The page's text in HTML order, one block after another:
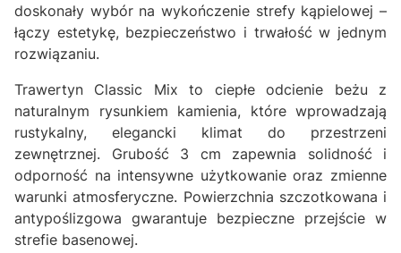
doskonały wybór na wykończenie strefy kąpielowej –
łączy estetykę, bezpieczeństwo i trwałość w jednym
rozwiązaniu.
Trawertyn Classic Mix to ciepłe odcienie beżu z
naturalnym rysunkiem kamienia, które wprowadzają
rustykalny, elegancki klimat do przestrzeni
zewnętrznej. Grubość 3 cm zapewnia solidność i
odporność na intensywne użytkowanie oraz zmienne
warunki atmosferyczne. Powierzchnia szczotkowana i
antypoślizgowa gwarantuje bezpieczne przejście w
strefie basenowej.